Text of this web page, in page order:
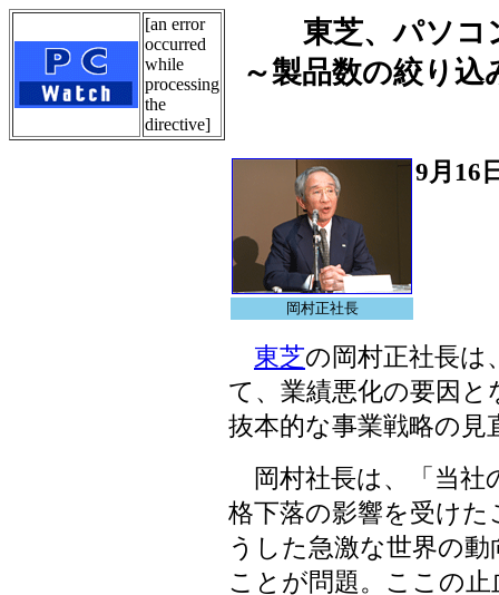
[an error
occurred
while
processing
the
directive]
東芝、パソコ
～製品数の絞り
岡村正社長
9月16
東芝の岡村正社長は
て、業績悪化の要因
抜本的な事業戦略の
岡村社長は、「当社
格下落の影響を受け
うした急激な世界の
ことが問題。ここの